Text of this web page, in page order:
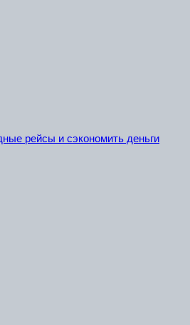
рейсы и сэкономить деньги